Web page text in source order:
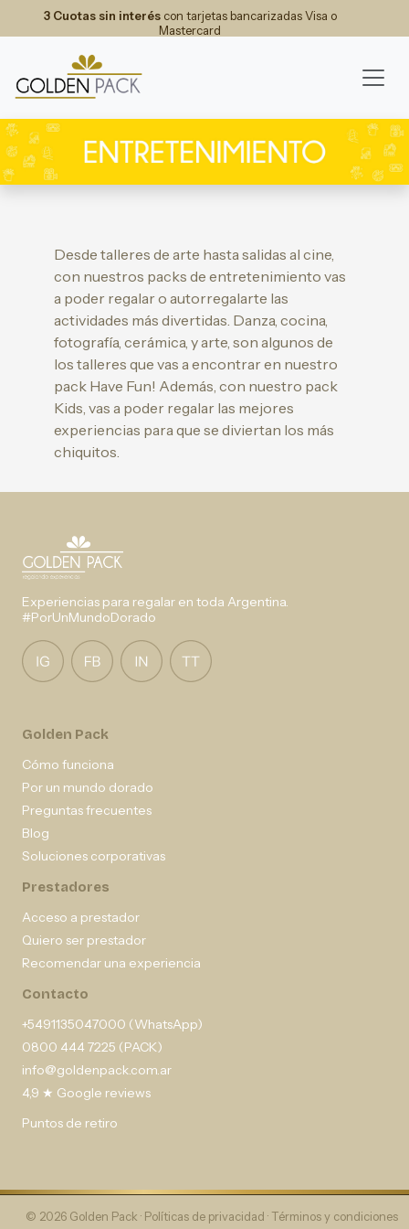
3 Cuotas sin interéscon tarjetas bancarizadas Visa o
Mastercard
Desde talleres de arte hasta salidas al cine,
con nuestros packs de entretenimiento vas
a poder regalar o autorregalarte las
actividades más divertidas. Danza, cocina,
fotografía, cerámica, y arte, son algunos de
los talleres que vas a encontrar en nuestro
pack Have Fun! Además, con nuestro pack
Kids, vas a poder regalar las mejores
experiencias para que se diviertan los más
chiquitos.
Experiencias para regalar en toda Argentina.
#PorUnMundoDorado
Golden Pack
Cómo funciona
Por un mundo dorado
Preguntas frecuentes
Blog
Soluciones corporativas
Prestadores
Acceso a prestador
Quiero ser prestador
Recomendar una experiencia
Contacto
+5491135047000 (WhatsApp)
0800 444 7225 (PACK)
info@goldenpack.com.ar
4,9 ★ Google reviews
Puntos de retiro
© 2026 Golden Pack · Políticas de privacidad · Términos y condiciones